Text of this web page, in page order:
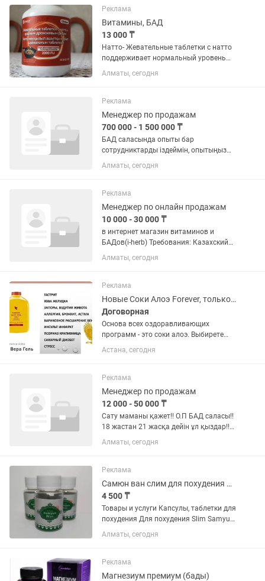
көмектеседі. ✅...
Реклама
Витамины, БАД
13 000 ₸
Натто- Жевательные таблетки с натто
поддерживает нормальный уровень
холестерина, улучшает пищеварение,
растворяет-тромбы, чистят сосуды
таблеток
Алматы, сегодня
Реклама
Менеджер по продажам
700 000 - 1 500 000 ₸
БАД саласында опыты бар
сотрудниктарды іздеймін, опытыңыз
болса командамызға қосылуға
шақырамын, күндік 15-20%
Директорға дейінгі рост Опытыңыз
болмай бірақ жақсы...
Алматы, сегодня
Реклама
Менеджер по онлайн продажам
10 000 - 30 000 ₸
в интернет магазин витаминов и
БАДов(i-herb) Требования: Казахский
Русский языки Знание основ
поддержания здоровья Грамотная
общей кассы График 2/2 10:00-20:00
или...
Алматы, сегодня
Реклама
Новые Соки Алоэ Forever, только со склада
Договорная
Основа всех оздоравливающих
программ - это соки алоэ. Выбирете
свой любимый фреш! 1. Сок алоэ -
чистый фреш сок из листьев алоэ
оздоравливает, поднимает...
Астана, сегодня
Реклама
Менеджер по продажам
12 000 - 50 000 ₸
Сату маманы қажет!!️ О.П БАД саласы!!️
18 жастан 21 жасқа дейін ұл қыздар!!️
10% әр продажадан🤝 + бонустар ЗП
күнделікті беріледі🤝 Адресс Райымбек
Алматы, сегодня
Реклама
Самюн ван слим для похудения Оригинал.
4 500 ₸
Товары и услуги Капсулы, таблетки для
похудения Для похудения Slim Samyun
Wan (Слим Самуин Ван) 30 кап Для
похудения Slim Samyun Wan (Слим
Samyun Wan (Слим...
Алматы, сегодня
Реклама
Магнезиум премиум (бады)